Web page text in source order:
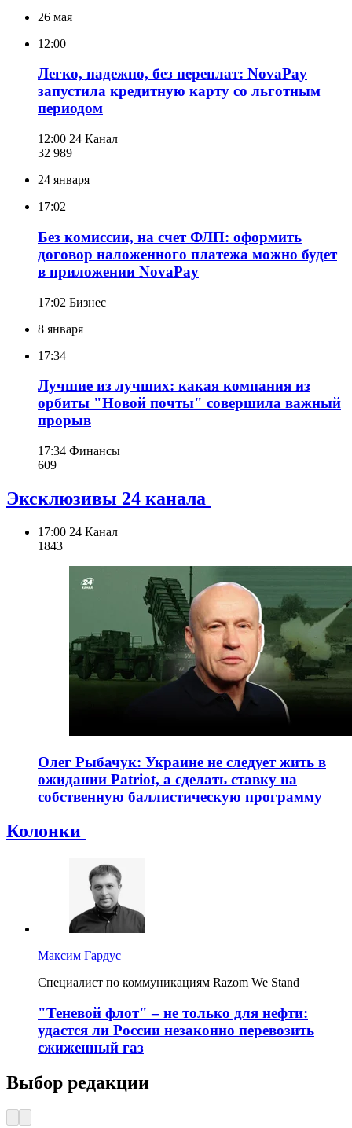
26 мая
12:00
Легко, надежно, без переплат: NovaPay
запустила кредитную карту со льготным
периодом
12:00 24 Канал
32 989
24 января
17:02
Без комиссии, на счет ФЛП: оформить
договор наложенного платежа можно будет
в приложении NovaPay
17:02 Бизнес
8 января
17:34
Лучшие из лучших: какая компания из
орбиты "Новой почты" совершила важный
прорыв
17:34 Финансы
609
Эксклюзивы 24 канала
17:00 24 Канал
1843
Олег Рыбачук: Украине не следует жить в
ожидании Patriot, а сделать ставку на
собственную баллистическую программу
Колонки
Максим Гардус
Специалист по коммуникациям Razom We Stand
"Теневой флот" – не только для нефти:
удастся ли России незаконно перевозить
сжиженный газ
Выбор редакции